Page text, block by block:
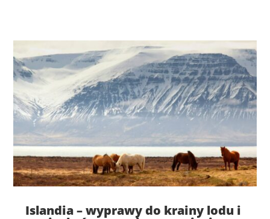
Islandia – wyprawy do krainy lodu i